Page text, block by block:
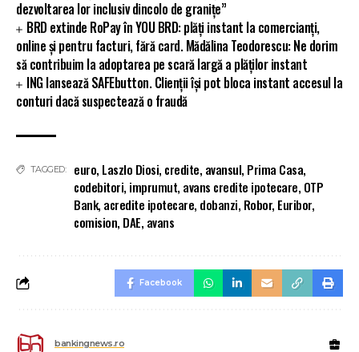
dezvoltarea lor inclusiv dincolo de granițe”
BRD extinde RoPay în YOU BRD: plăți instant la comercianți,
online și pentru facturi, fără card. Mădălina Teodorescu: Ne dorim
să contribuim la adoptarea pe scară largă a plăților instant
ING lansează SAFEbutton. Clienții își pot bloca instant accesul la
conturi dacă suspectează o fraudă
TAGGED: euro, Laszlo Diosi, credite, avansul, Prima Casa,
codebitori, imprumut, avans credite ipotecare, OTP
Bank, acredite ipotecare, dobanzi, Robor, Euribor,
comision, DAE, avans
Facebook
bankingnews.ro